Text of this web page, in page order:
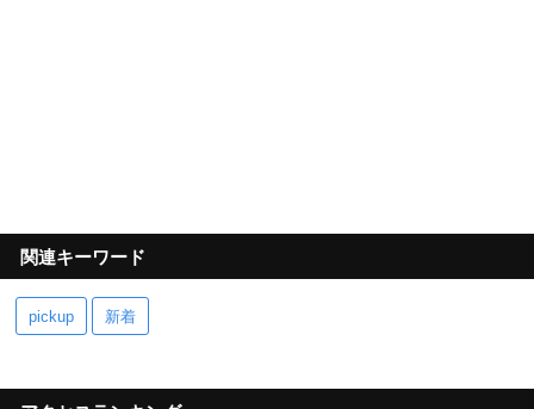
関連キーワード
pickup 新着